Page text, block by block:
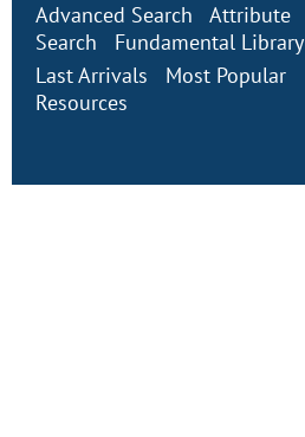
Advanced Search
Attribute
Search
Fundamental Library
Last Arrivals
Most Popular
Resources